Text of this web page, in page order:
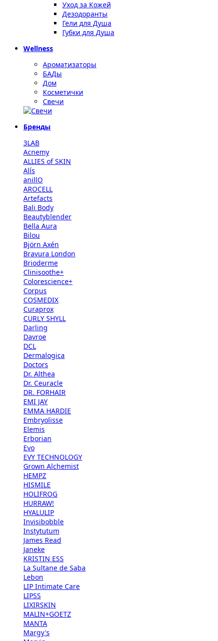
Уход за Кожей
Дезодоранты
Гели для Душа
Губки для Душа
Wellness
Ароматизаторы
БАДы
Дом
Косметички
Свечи
Бренды
3LAB
Acnemy
ALLIES of SKIN
Alís
anillO
AROCELL
Artefacts
Bali Body
Beautyblender
Bella Aura
Bilou
Björn Axén
Bravura London
Brioderme
Clinisoothe+
Colorescience+
Corpus
COSMEDIX
Curaprox
CURLY SHYLL
Darling
Davroe
DCL
Dermalogica
Doctors
Dr. Althea
Dr. Ceuracle
DR. FORHAIR
EMI JAY
EMMA HARDIE
Embryolisse
Elemis
Erborian
Evo
EVY TECHNOLOGY
Grown Alchemist
HEMPZ
HISMILE
HOLIFROG
HURRAW!
HYALULIP
Invisibobble
Instytutum
James Read
Janeke
KRISTIN ESS
La Sultane de Saba
Lebon
LIP Intimate Care
LIPSS
LIXIRSKIN
MALIN+GOETZ
MANTA
Margy's